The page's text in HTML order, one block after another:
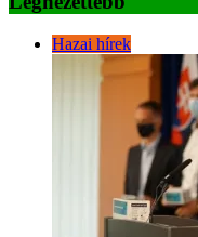
Hazai hírek